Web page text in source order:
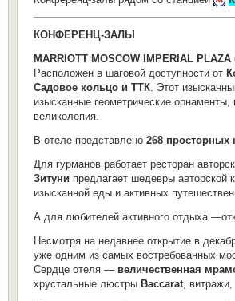
КОНФЕРЕНЦ-ЗАЛЫ
MARRIOTT MOSCOW IMPERIAL
Расположен в шаговой доступности от
Садовое кольцо и ТТК. Этот
изысканные геометрические
великолепия.
В отеле представлено 268
Для гурманов работает ресторан
Зитуни предлагает шедевры авторской
изысканной еды и активных
А для любителей активного отдыха
Несмотря на недавнее открытие в
уже одним из самых востребованных
Сердце отеля — величественная
хрустальные люстры Baccarat,